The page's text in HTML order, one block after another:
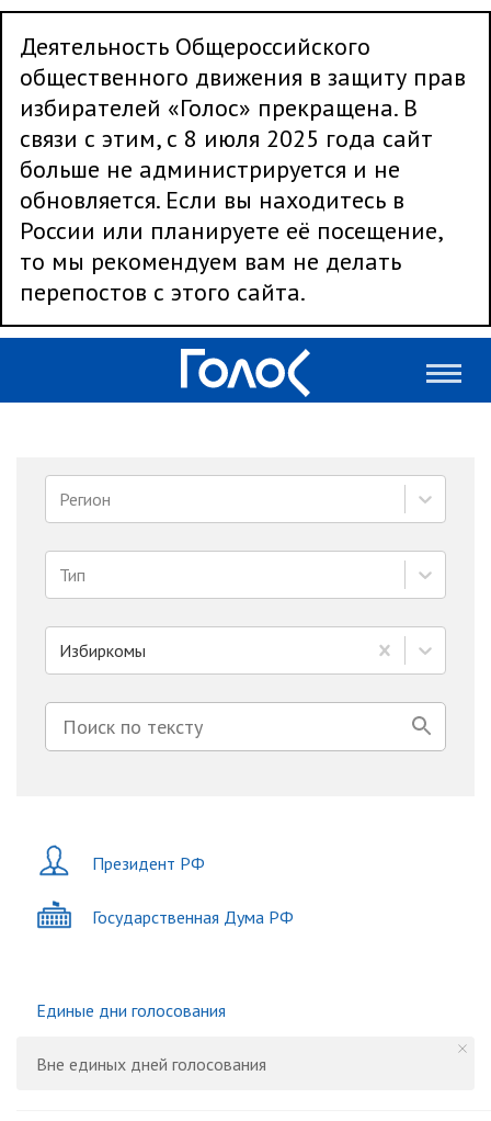
Деятельность Общероссийского
общественного движения в защиту прав
избирателей «Голос» прекращена. В
связи с этим, с 8 июля 2025 года сайт
больше не администрируется и не
обновляется. Если вы находитесь в
России или планируете её посещение,
то мы рекомендуем вам не делать
перепостов с этого сайта.
Регион
Тип
Избиркомы
Президент РФ
Государственная Дума РФ
Единые дни голосования
Вне единых дней голосования